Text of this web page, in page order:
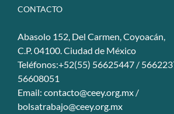
CONTACTO
Abasolo 152, Del Carmen, Coyoacán,
C.P. 04100. Ciudad de México
Teléfonos:+52(55) 56625447 /
56608051
Email: contacto@ceey.org.mx /
bolsatrabajo@ceey.org.mx